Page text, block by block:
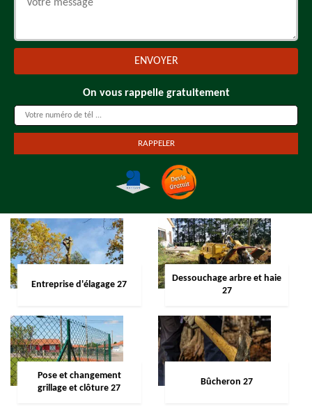
On vous rappelle gratuitement
Entreprise d'élagage 27
Dessouchage arbre et haie
27
Pose et changement
grillage et clôture 27
Bûcheron 27